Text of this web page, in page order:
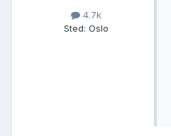
4.7k
Sted: Oslo